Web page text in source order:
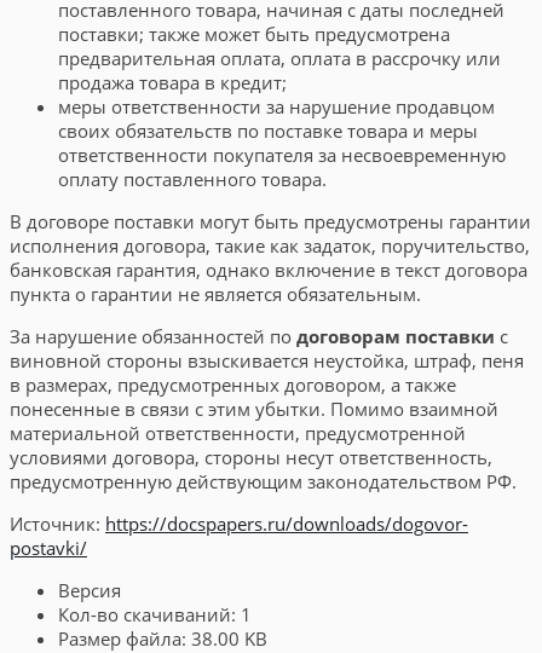
поставленного товара, начиная с даты последней
поставки; также может быть предусмотрена
предварительная оплата, оплата в рассрочку или
продажа товара в кредит;
меры ответственности за нарушение продавцом
своих обязательств по поставке товара и меры
ответственности покупателя за несвоевременную
оплату поставленного товара.
В договоре поставки могут быть предусмотрены гарантии
исполнения договора, такие как задаток, поручительство,
банковская гарантия, однако включение в текст договора
пункта о гарантии не является обязательным.
За нарушение обязанностей по договорам поставки с
виновной стороны взыскивается неустойка, штраф, пеня
в размерах, предусмотренных договором, а также
понесенные в связи с этим убытки. Помимо взаимной
материальной ответственности, предусмотренной
условиями договора, стороны несут ответственность,
предусмотренную действующим законодательством РФ.
Источник: https://docspapers.ru/downloads/dogovor-
postavki/
Версия
Кол-во скачиваний: 1
Размер файла: 38.00 KB